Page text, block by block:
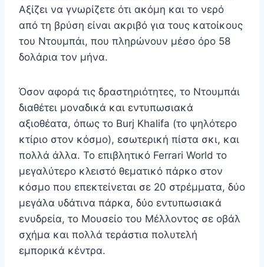
Αξίζει να γνωρίζετε ότι ακόμη και το νερό
από τη βρύση είναι ακριβό για τους κατοίκους
του Ντουμπάι, που πληρώνουν μέσο όρο 58
δολάρια τον μήνα.
Όσον αφορά τις δραστηριότητες, το Ντουμπάι
διαθέτει μοναδικά και εντυπωσιακά
αξιοθέατα, όπως το Burj Khalifa (το ψηλότερο
κτίριο στον κόσμο), εσωτερική πίστα σκι, και
πολλά άλλα. Το επιβλητικό Ferrari World το
μεγαλύτερο κλειστό θεματικό πάρκο στον
κόσμο που επεκτείνεται σε 20 στρέμματα, δύο
μεγάλα υδάτινα πάρκα, δύο εντυπωσιακά
ενυδρεία, το Μουσείο του Μέλλοντος σε οβάλ
σχήμα και πολλά τεράστια πολυτελή
εμπορικά κέντρα.